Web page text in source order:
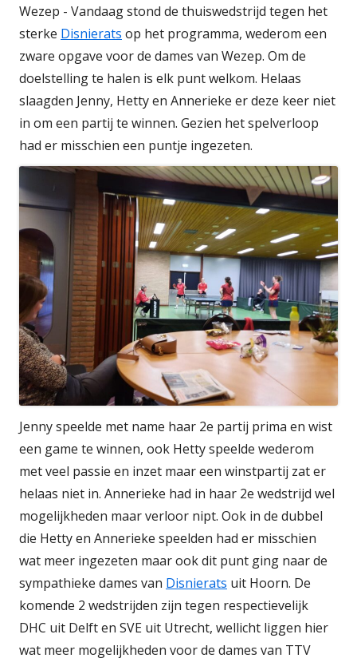
Wezep - Vandaag stond de thuiswedstrijd tegen het
sterke Disnierats op het programma, wederom een
zware opgave voor de dames van Wezep. Om de
doelstelling te halen is elk punt welkom. Helaas
slaagden Jenny, Hetty en Annerieke er deze keer niet
in om een partij te winnen. Gezien het spelverloop
had er misschien een puntje ingezeten.
Jenny speelde met name haar 2e partij prima en wist
een game te winnen, ook Hetty speelde wederom
met veel passie en inzet maar een winstpartij zat er
helaas niet in. Annerieke had in haar 2e wedstrijd wel
mogelijkheden maar verloor nipt. Ook in de dubbel
die Hetty en Annerieke speelden had er misschien
wat meer ingezeten maar ook dit punt ging naar de
sympathieke dames van Disnierats uit Hoorn. De
komende 2 wedstrijden zijn tegen respectievelijk
DHC uit Delft en SVE uit Utrecht, wellicht liggen hier
wat meer mogelijkheden voor de dames van TTV